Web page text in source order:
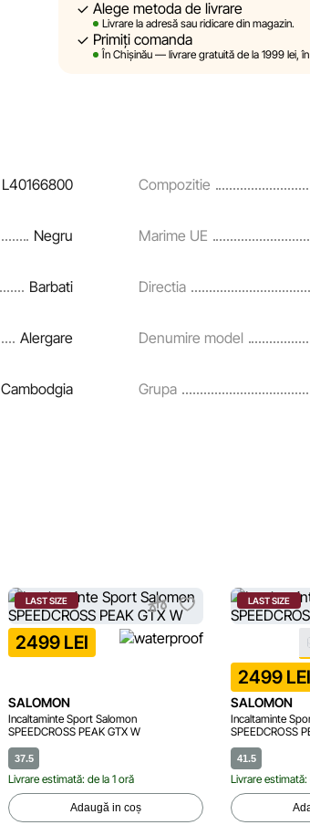
Sportlandia își rezervă dreptul de a
prealabilă, descrierile, caracteristicile
site sunt simulate și au un caracter
și corecta prompt eventualele erori în
Alege metoda de livrare
Livrare la adresă sau ridicare din magazin.
Primiți comanda
În Chișinău — livrare gratuită de la 1999 lei,
L40166800 Compozitie
Negru Marime UE
Barbati Directia
Alergare Denumire model
Cambodgia Grupa
48 41.5
LAST SIZE
2499 LEI
SALOMON
Incaltaminte Sport Salomon
SPEEDCROSS PEAK GTX W
37.5
Livrare estimată: de la 1 oră
Adaugă in coș
LAST SIZE
2499 LEI
SALOMON
Incaltaminte
SPEEDCROSS
41.5
Livrare estimată: